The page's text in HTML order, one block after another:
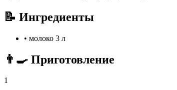
📝 Ингредиенты
• молоко 3 л
👨‍🍳 Приготовление
1